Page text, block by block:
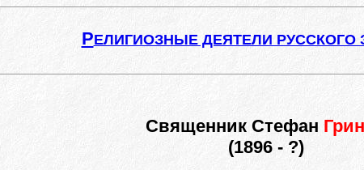
РЕЛИГИОЗНЫЕ ДЕЯТЕЛИ РУССКОГО
Священник Стефан
(1896 - ?)